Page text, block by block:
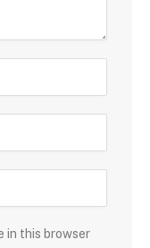
in this browser